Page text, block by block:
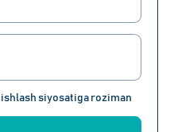
siyosatiga roziman